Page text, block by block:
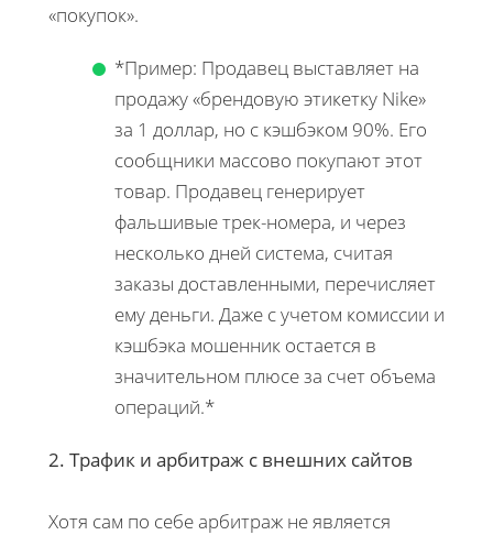
«покупок».
*Пример: Продавец выставляет на
продажу «брендовую этикетку Nike»
за 1 доллар, но с кэшбэком 90%. Его
сообщники массово покупают этот
товар. Продавец генерирует
фальшивые трек-номера, и через
несколько дней система, считая
заказы доставленными, перечисляет
ему деньги. Даже с учетом комиссии и
кэшбэка мошенник остается в
значительном плюсе за счет объема
операций.*
2. Трафик и арбитраж с внешних сайтов
Хотя сам по себе арбитраж не является